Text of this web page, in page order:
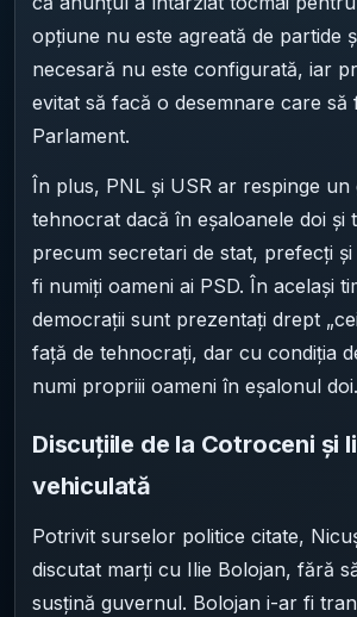
opțiune nu este agreată de partide
necesară nu este configurată, iar
evitat să facă o desemnare care să
Parlament.
În plus, PNL și USR ar respinge un
tehnocrat dacă în eșaloanele doi și
precum secretari de stat, prefecți
fi numiți oameni ai PSD. În același
democrații sunt prezentați drept
față de tehnocrați, dar cu condiția
numi propriii oameni în eșalonul doi.
Discuțiile de la Cotroceni și
vehiculată
Potrivit surselor politice citate,
discutat marți cu Ilie Bolojan, fără
susțină guvernul. Bolojan i-ar fi